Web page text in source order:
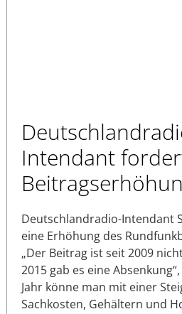
Intendant
Deutschlandradio-Intendant
eine Erhöhung des
„Der Beitrag ist seit 2009
2015 gab es eine
Jahr könne man mit einer
Sachkosten, Gehältern und